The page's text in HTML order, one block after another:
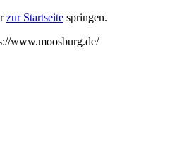
zur Startseite springen.
www.moosburg.de/